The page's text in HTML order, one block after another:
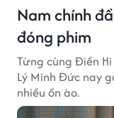
Nam chính
đóng phim
Từng cùng Điền
Lý Minh Đức nay
nhiều ồn ào.